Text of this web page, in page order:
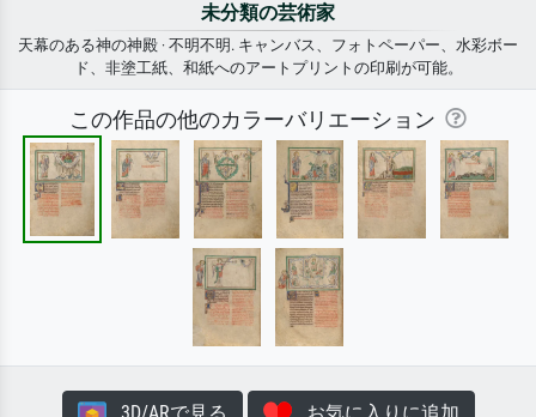
未分類の芸術家
天幕のある神の神殿 · 不明不明. キャンバス、フォトペーパー、水彩ボー
ド、非塗工紙、和紙へのアートプリントの印刷が可能。
この作品の他のカラーバリエーション